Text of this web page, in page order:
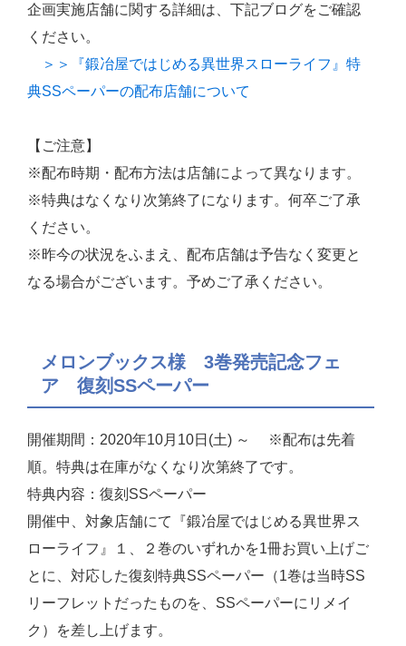
企画実施店舗に関する詳細は、下記ブログをご確認
ください。
＞＞『鍛冶屋ではじめる異世界スローライフ』特
典SSペーパーの配布店舗について
【ご注意】
※配布時期・配布方法は店舗によって異なります。
※特典はなくなり次第終了になります。何卒ご了承
ください。
※昨今の状況をふまえ、配布店舗は予告なく変更と
なる場合がございます。予めご了承ください。
メロンブックス様 3巻発売記念フェ
ア 復刻SSペーパー
開催期間：2020年10月10日(土) ～ ※配布は先着
順。特典は在庫がなくなり次第終了です。
特典内容：復刻SSペーパー
開催中、対象店舗にて『鍛冶屋ではじめる異世界ス
ローライフ』１、２巻のいずれかを1冊お買い上げご
とに、対応した復刻特典SSペーパー（1巻は当時SS
リーフレットだったものを、SSペーパーにリメイ
ク）を差し上げます。